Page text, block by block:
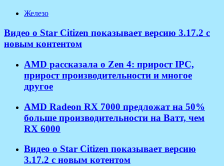
Железо
Видео о Star Citizen показывает версию 3.17.2 с
новым контентом
AMD рассказала о Zen 4: прирост IPC,
прирост производительности и многое
другое
AMD Radeon RX 7000 предложат на 50%
больше производительности на Ватт, чем
RX 6000
Видео о Star Citizen показывает версию
3.17.2 с новым котентом